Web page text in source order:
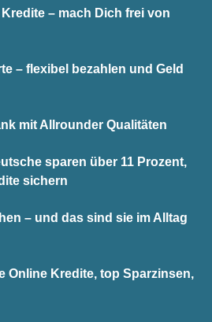
– mach Dich frei von
– flexibel bezahlen und Geld
mit Allrounder Qualitäten
sparen über 11 Prozent,
sichern
– und das sind sie im Alltag
Online Kredite, top Sparzinsen,